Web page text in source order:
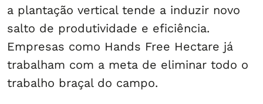
a plantação vertical tende a induzir novo
salto de produtividade e eficiência.
Empresas como Hands Free Hectare já
trabalham com a meta de eliminar todo o
trabalho braçal do campo.